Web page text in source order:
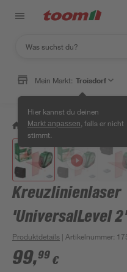
Mein Markt: Troisdorf
Hier kannst du deinen
Markt anpassen , falls er nicht
stimmt.
/ Werkstatt & Maschinen /
Kreuzlinienlaser
'UniversalLevel
Produktdetails | Artikelnummer:
99,99 €